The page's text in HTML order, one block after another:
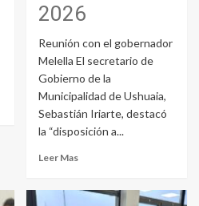
2026
Reunión con el gobernador
Melella El secretario de
Gobierno de la
Municipalidad de Ushuaia,
Sebastián Iriarte, destacó
la “disposición a...
Leer Mas